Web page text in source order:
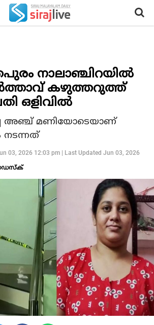
നാലാഞ്ചിറയില്‍
കഴുത്തറുത്ത്
ഒളിവില്‍
അഞ്ച് മണിയോടെയാണ്
03, 2026 12:03 pm| Last Updated Jun 03, 2026